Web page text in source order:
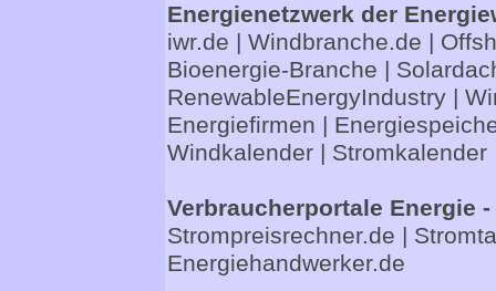
Energienetzwerk der
iwr.de | Windbranche.de |
Bioenergie-Branche |
RenewableEnergyIndustry|
Energiefirmen |
Windkalender| Stromkalender
Verbraucherportale Energie
Strompreisrechner.de |
Energiehandwerker.de